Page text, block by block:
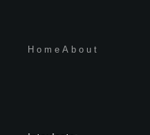
Home About